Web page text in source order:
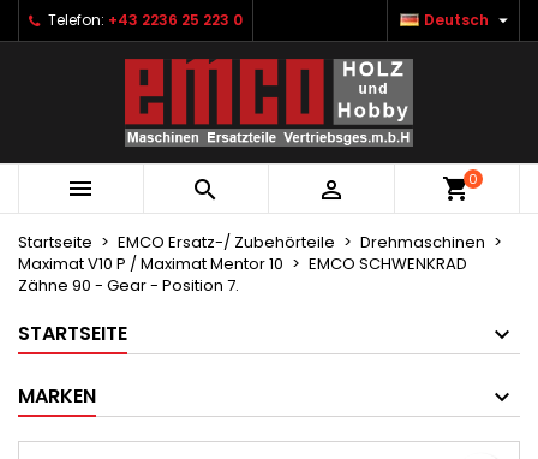
Telefon: +43 2236 25 223 0 Deutsch 
   0
Startseite EMCO Ersatz-/ Zubehörteile
Drehmaschinen
Maximat V10 P / Maximat Mentor 10
EMCO SCHWENKRAD
Zähne 90 - Gear - Position 7.
STARTSEITE
MARKEN
Ihre Wunschlisten ×
Neue Liste anlegen
Wunschliste erstellen ×
Name der Wunschliste
Abbrechen Wunschliste erstellen
Anmelden ×
Sie müssen angemeldet sein, um Artikel Ihrer
Wunschliste hinzufügen zu können.
Abbrechen Anmelden